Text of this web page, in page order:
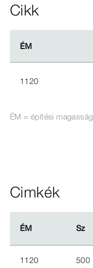
Cikk
ÉM
ÉM
1120
ÉM = építési magasság
Cimkék
ÉM Sz
ÉM Sz
1120 500